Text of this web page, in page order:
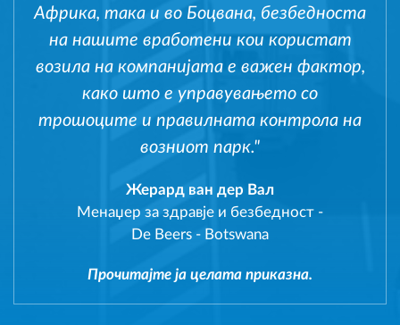
Африка, така и во Боцвана, безбедноста
на нашите вработени кои користат
возила на компанијата е важен фактор,
како што е управувањето со
трошоците и правилната контрола на
возниот парк."
Жерард ван дер Вал
Менаџер за здравје и безбедност -
De Beers - Botswana
Прочитајте ја целата приказна.